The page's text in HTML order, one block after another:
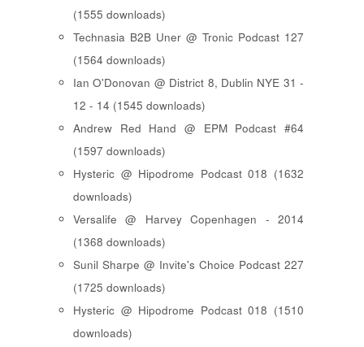
(1555 downloads)
Technasia B2B Uner @ Tronic Podcast 127
(1564 downloads)
Ian O'Donovan @ District 8, Dublin NYE 31 -
12 - 14 (1545 downloads)
Andrew Red Hand @ EPM Podcast #64
(1597 downloads)
Hysteric @ Hipodrome Podcast 018 (1632
downloads)
Versalife @ Harvey Copenhagen - 2014
(1368 downloads)
Sunil Sharpe @ Invite's Choice Podcast 227
(1725 downloads)
Hysteric @ Hipodrome Podcast 018 (1510
downloads)